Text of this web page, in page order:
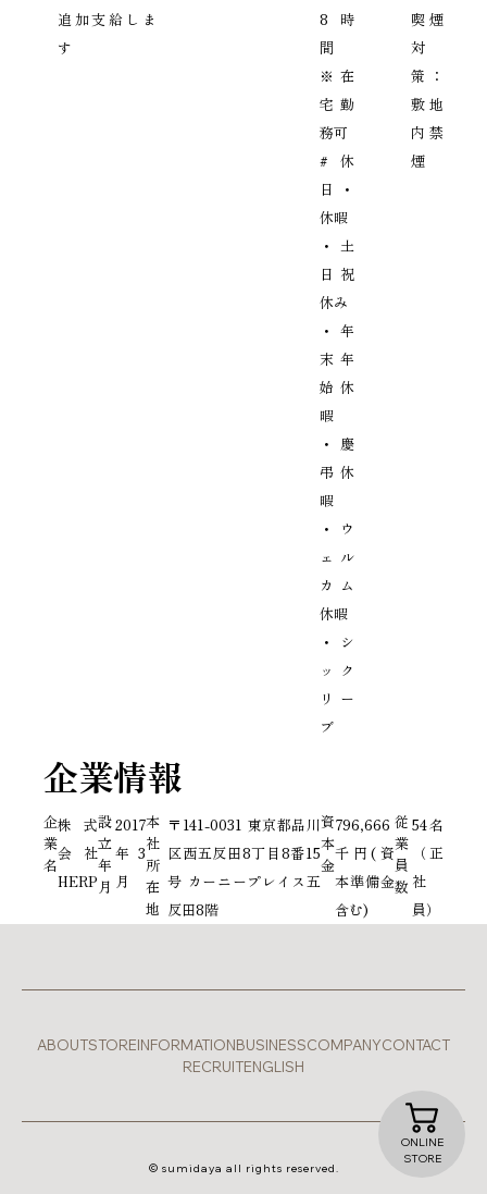
追加支給しま
す
8時
間
※ 在
宅勤
務可
# 休
日・
休暇
・土
日祝
休み
・年
末年
始休
暇
・慶
弔休
暇
・ウ
ェル
カム
休暇
・シ
ック
リー
ブ
喫煙
対
策：
敷地
内禁
煙
企業情報
企
業
名
株式
会社
HERP
設
立
年
月
2017
年3
月
本
社
所
在
地
〒141-0031 東京都品川
区西五反田8丁目8番15
号 カーニープレイス五
反田8階
資
本
金
796,666
千円(資
本準備金
含む)
従
業
員
数
54名
（正
社
員）
ONLINE
STORE
ABOUTSTOREINFORMATIONBUSINESSCOMPANYCONTACT
RECRUITENGLISH
© sumidaya all rights reserved.